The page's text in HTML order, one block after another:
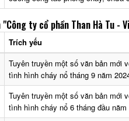
"Công ty cổ phần Than Hà Tu -
Trích yếu
Tuyên truyền một số văn bản mới
tình hình cháy nổ tháng 9 năm
Tuyên truyền một số văn bản mới
tình hình cháy nổ 6 tháng đầu năm